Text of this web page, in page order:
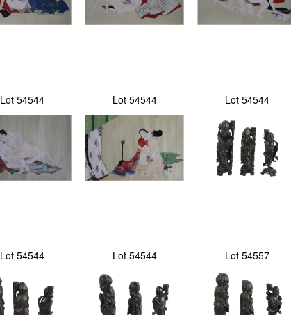
Lot 54544 Lot 54544 Lot 54544
Lot 54544 Lot 54544 Lot 54557